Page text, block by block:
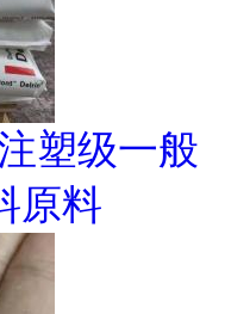
塑级一般
原料